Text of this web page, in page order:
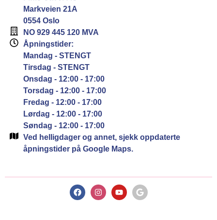
Markveien 21A
0554 Oslo
NO 929 445 120 MVA
Åpningstider:
Mandag - STENGT
Tirsdag - STENGT
Onsdag - 12:00 - 17:00
Torsdag - 12:00 - 17:00
Fredag - 12:00 - 17:00
Lørdag - 12:00 - 17:00
Søndag - 12:00 - 17:00
Ved helligdager og annet, sjekk oppdaterte
åpningstider på Google Maps.